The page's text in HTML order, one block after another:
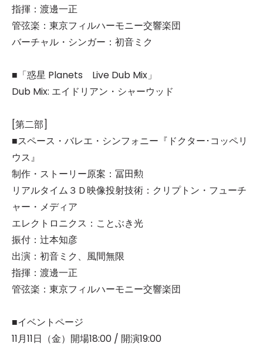
指揮：渡邊一正
管弦楽：東京フィルハーモニー交響楽団
バーチャル・シンガー：初音ミク
■「惑星 Planets Live Dub Mix」
Dub Mix: エイドリアン・シャーウッド
[第二部]
■スペース・バレエ・シンフォニー『ドクター･コッペリ
ウス』
制作・ストーリー原案：冨田勲
リアルタイム３Ｄ映像投射技術：クリプトン・フューチ
ャー・メディア
エレクトロニクス：ことぶき光
振付：辻本知彦
出演：初音ミク、風間無限
指揮：渡邊一正
管弦楽：東京フィルハーモニー交響楽団
■イベントページ
11月11日（金）開場18:00 / 開演19:00